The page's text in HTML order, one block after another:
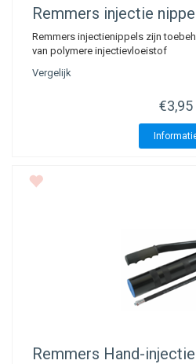
Remmers injectie
Remmers injectienippels zijn
van polymere injectievloeistof
Vergelijk
€3,95
Remmers Hand-